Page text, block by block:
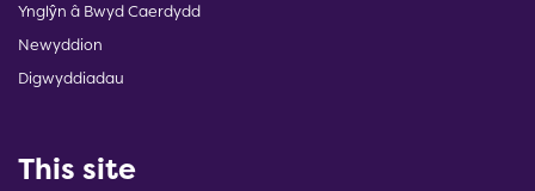
Ynglŷn â Bwyd Caerdydd
Newyddion
Digwyddiadau
This site